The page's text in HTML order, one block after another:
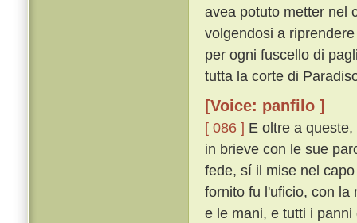
avea potuto metter nel
volgendosi a
per ogni fuscello di
tutta la corte di
[Voice: panfilo ]
[ 086 ] E oltre a
in brieve con le sue
fede, sí il mise nel
fornito fu l'uficio, con la
e le mani, e tutti i